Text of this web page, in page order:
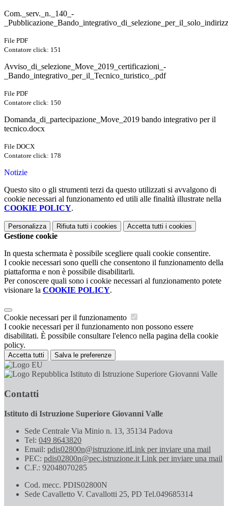
Com._serv._n._140_-
File PDF
Contatore click: 151
Avviso_di_selezione_Move_2019_certificazioni_-
_Bando_integrativo_per_il_Tecnico_turistico_.pdf
File PDF
Contatore click: 150
Domanda_di_partecipazione_Move_2019 bando integrativo per il
tecnico.docx
File DOCX
Contatore click: 178
Notizie
Questo sito o gli strumenti terzi da questo utilizzati si avvalgono di
cookie necessari al funzionamento ed utili alle finalità illustrate nella
COOKIE POLICY.
Personalizza Rifiuta tutti i cookies Accetta tutti i cookies
Gestione cookie
In questa schermata è possibile scegliere quali cookie consentire.
I cookie necessari sono quelli che consentono il funzionamento della
piattaforma e non è possibile disabilitarli.
Per conoscere quali sono i cookie necessari al funzionamento potete
visionare la COOKIE POLICY.
Cookie necessari per il funzionamento
I cookie necessari per il funzionamento non possono essere
disabilitati. È possibile consultare l'elenco nella pagina della cookie
policy.
Accetta tutti Salva le preferenze
Istituto di Istruzione Superiore Giovanni Valle
Contatti
Istituto di Istruzione Superiore Giovanni Valle
Sede Centrale Via Minio n. 13, 35134 Padova
Tel: 049 8643820
Email: pdis02800n@istruzione.itLink per inviare una mail
PEC: pdis02800n@pec.istruzione.it Link per inviare una mail
C.F.: 92048070285
Cod. mecc. PDIS02800N
Sede Cavalletto V. Cavallotti 25, PD Tel.049685314